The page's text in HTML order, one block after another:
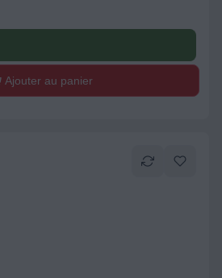
Ajouter au panier